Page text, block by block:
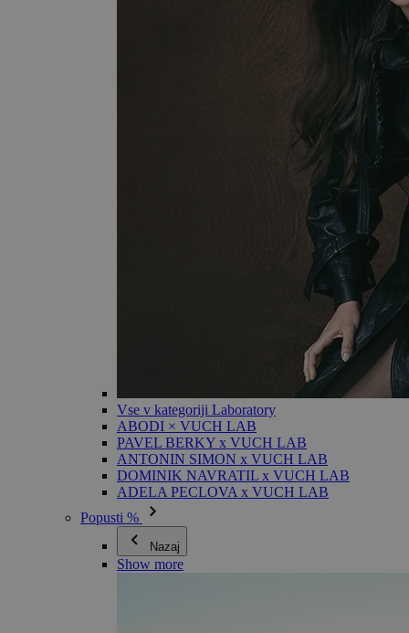
Vse v kategoriji Laboratory
ABODI × VUCH LAB
PAVEL BERKY x VUCH LAB
ANTONIN SIMON x VUCH LAB
DOMINIK NAVRATIL x VUCH LAB
ADELA PECLOVA x VUCH LAB
Popusti %
Nazaj
Show more